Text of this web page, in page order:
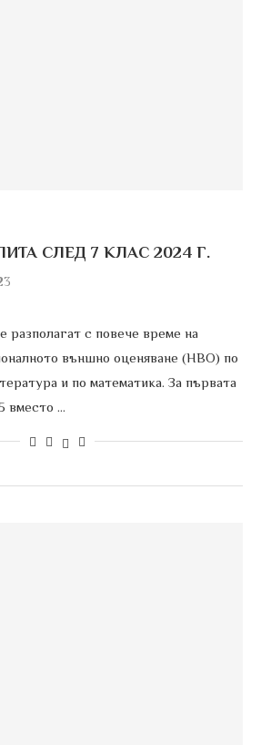
СЛЕД 7 КЛАС 2024 Г.
с повече време на
външно оценяване (НВО) по
и по математика. За първата
вместо …